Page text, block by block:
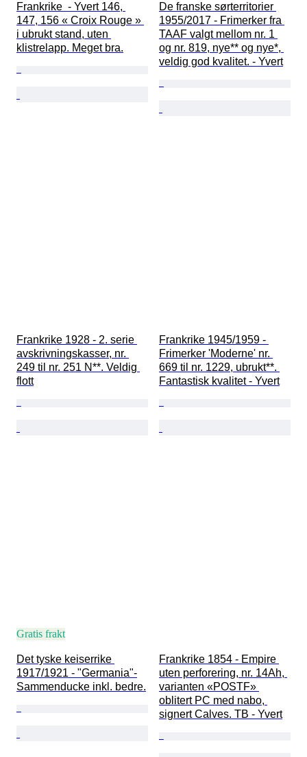
Frankrike  - Yvert 146,
147, 156 « Croix Rouge »
i ubrukt stand, uten
klistrelapp. Meget bra.
De franske sørterritorier
1955/2017 - Frimerker fra
TAAF valgt mellom nr. 1
og nr. 819, nye** og nye*,
veldig god kvalitet. - Yvert
Frankrike 1928 - 2. serie
avskrivningskasser, nr.
249 til nr. 251 N**. Veldig
flott
Frankrike 1945/1959 -
Frimerker 'Moderne' nr.
669 til nr. 1229, ubrukt**.
Fantastisk kvalitet - Yvert
Gratis frakt
Det tyske keiserrike
1917/1921 - "Germania"-
Sammenducke inkl. bedre.
Frankrike 1854 - Empire
uten perforering, nr. 14Ah,
varianten «POSTF»
oblitert PC med nabo,
signert Calves. TB - Yvert